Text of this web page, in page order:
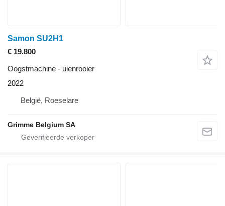
Samon SU2H1
€ 19.800
Oogstmachine - uienrooier
2022
België, Roeselare
Grimme Belgium SA